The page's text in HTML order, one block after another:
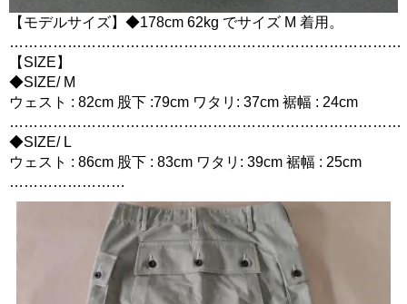
【モデルサイズ】◆178cm 62kg でサイズ M 着用。
………………………………………………………………………
【SIZE】
◆SIZE/ M
ウェスト : 82cm 股下 :79cm ワタリ: 37cm 裾幅 : 24cm
………………………………………………………………………
◆SIZE/ L
ウェスト : 86cm 股下 : 83cm ワタリ: 39cm 裾幅 : 25cm
……………………